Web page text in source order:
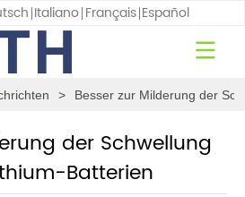
Italiano Français Español
> Besser zur Milderung der
der Schwellung
Batterien